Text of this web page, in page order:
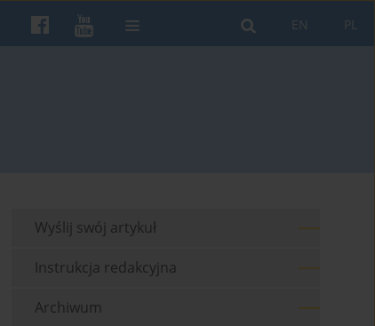
PL
EN
Wyślij swój artykuł
Instrukcja redakcyjna
Archiwum